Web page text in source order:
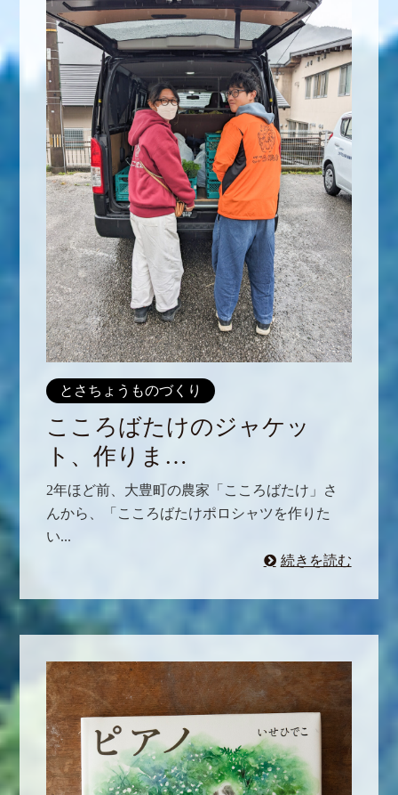
とさちょうものづくり
こころばたけのジャケッ
ト、作りま…
2年ほど前、大豊町の農家「こころばたけ」さ
んから、「こころばたけポロシャツを作りた
い...
続きを読む